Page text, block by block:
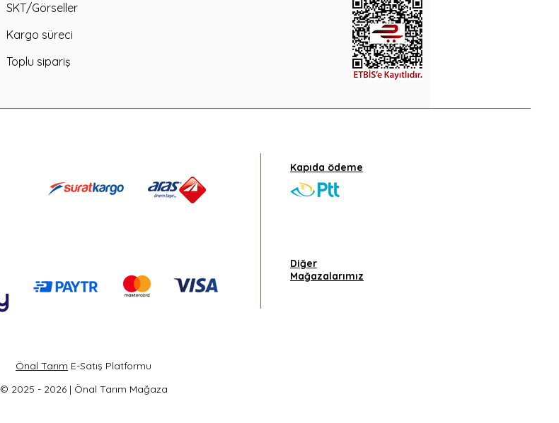
SKT/Görseller
Kargo süreci
Toplu sipariş
Kapıda ödeme
Diğer
Mağazalarımız
Önal Tarım E-Satış Platformu
© 2025 - 2026 | Önal Tarım Mağaza